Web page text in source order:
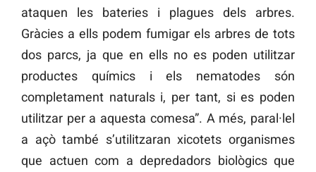
ataquen les bateries i plagues dels arbres.
Gràcies a ells podem fumigar els arbres de tots
dos parcs, ja que en ells no es poden utilitzar
productes químics i els nematodes són
completament naturals i, per tant, si es poden
utilitzar per a aquesta comesa”. A més, paral·lel
a açò també s’utilitzaran xicotets organismes
que actuen com a depredadors biològics que